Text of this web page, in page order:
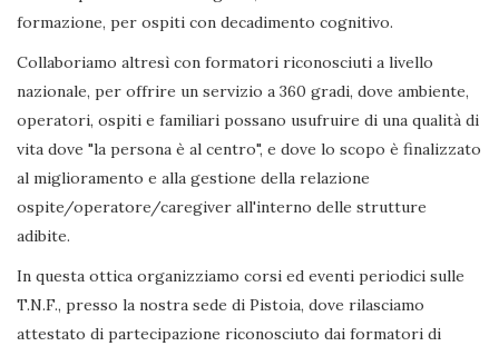
formazione, per ospiti con decadimento cognitivo.
Collaboriamo altresì con formatori riconosciuti a livello
nazionale, per offrire un servizio a 360 gradi, dove ambiente,
operatori, ospiti e familiari possano usufruire di una qualità di
vita dove "la persona è al centro", e dove lo scopo è finalizzato
al miglioramento e alla gestione della relazione
ospite/operatore/caregiver all'interno delle strutture
adibite.
In questa ottica organizziamo corsi ed eventi periodici sulle
T.N.F., presso la nostra sede di Pistoia, dove rilasciamo
attestato di partecipazione riconosciuto dai formatori di